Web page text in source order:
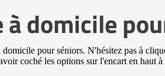
domicile
pour séniors. N'hésitez pas à
coché les options sur l'encart en haut